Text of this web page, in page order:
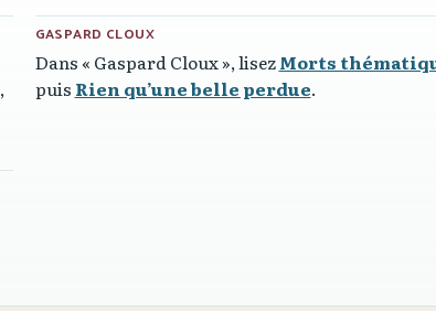
,
GASPARD CLOUX
Dans « Gaspard Cloux », lisezMorts
puis Rien qu’une belle perdue.